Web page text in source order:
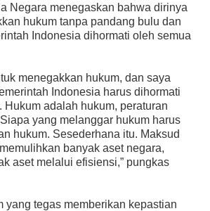
Negara menegaskan bahwa dirinya
hukum tanpa pandang bulu dan
Indonesia dihormati oleh semua
menegakkan hukum, dan saya
Indonesia harus dihormati
Hukum adalah hukum, peraturan
yang melanggar hukum harus
hukum. Sesederhana itu. Maksud
banyak aset negara,
aset melalui efisiensi,” pungkas
yang tegas memberikan kepastian